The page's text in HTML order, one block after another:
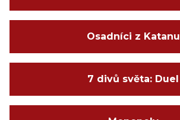
Osadníci z Katanu
7 divů světa: Duel